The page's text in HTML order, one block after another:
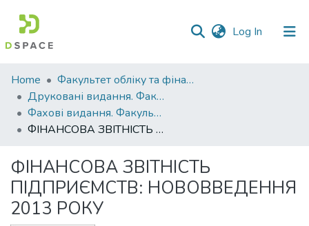
Log In (current)
Communities
&
Collections
Statistics
Home
Факультет обліку та фінансів
Друковані видання. Факультет обліку та фінансів
Фахові видання. Факультет обліку та фінансів
ФІНАНСОВА ЗВІТНІСТЬ ПІДПРИЄМСТВ: НОВОВВЕДЕННЯ 2013 РОКУ
ФІНАНСОВА ЗВІТНІСТЬ
ПІДПРИЄМСТВ: НОВОВВЕДЕННЯ
2013 РОКУ